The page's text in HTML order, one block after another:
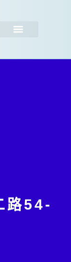
路54-